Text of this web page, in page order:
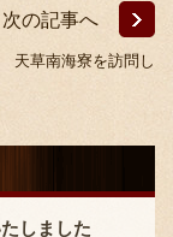
次の記事へ
天草南海寮を訪問し
しました